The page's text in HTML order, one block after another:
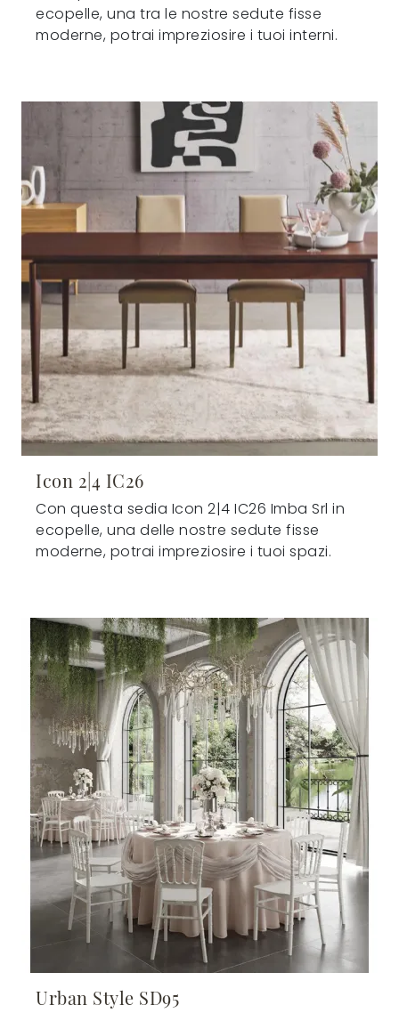
ecopelle, una tra le nostre sedute fisse
moderne, potrai impreziosire i tuoi interni.
Icon 2|4 IC26
Con questa sedia Icon 2|4 IC26 Imba Srl in
ecopelle, una delle nostre sedute fisse
moderne, potrai impreziosire i tuoi spazi.
Urban Style SD95